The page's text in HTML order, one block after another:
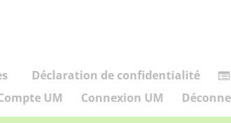
Déclaration de confidentialité
UM Connexion UM